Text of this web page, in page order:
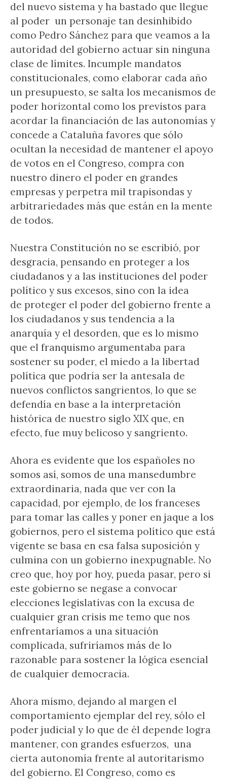
del nuevo sistema y ha bastado que llegue
al poder un personaje tan desinhibido
como Pedro Sánchez para que veamos a la
autoridad del gobierno actuar sin ninguna
clase de límites. Incumple mandatos
constitucionales, como elaborar cada año
un presupuesto, se salta los mecanismos de
poder horizontal como los previstos para
acordar la financiación de las autonomías y
concede a Cataluña favores que sólo
ocultan la necesidad de mantener el apoyo
de votos en el Congreso, compra con
nuestro dinero el poder en grandes
empresas y perpetra mil trapisondas y
arbitrariedades más que están en la mente
de todos.
Nuestra Constitución no se escribió, por
desgracia, pensando en proteger a los
ciudadanos y a las instituciones del poder
político y sus excesos, sino con la idea
de proteger el poder del gobierno frente a
los ciudadanos y sus tendencia a la
anarquía y el desorden, que es lo mismo
que el franquismo argumentaba para
sostener su poder, el miedo a la libertad
política que podría ser la antesala de
nuevos conflictos sangrientos, lo que se
defendía en base a la interpretación
histórica de nuestro siglo XIX que, en
efecto, fue muy belicoso y sangriento.
Ahora es evidente que los españoles no
somos así, somos de una mansedumbre
extraordinaria, nada que ver con la
capacidad, por ejemplo, de los franceses
para tomar las calles y poner en jaque a los
gobiernos, pero el sistema político que está
vigente se basa en esa falsa suposición y
culmina con un gobierno inexpugnable. No
creo que, hoy por hoy, pueda pasar, pero si
este gobierno se negase a convocar
elecciones legislativas con la excusa de
cualquier gran crisis me temo que nos
enfrentaríamos a una situación
complicada, sufriríamos más de lo
razonable para sostener la lógica esencial
de cualquier democracia.
Ahora mismo, dejando al margen el
comportamiento ejemplar del rey, sólo el
poder judicial y lo que de él depende logra
mantener, con grandes esfuerzos, una
cierta autonomía frente al autoritarismo
del gobierno. El Congreso, como es